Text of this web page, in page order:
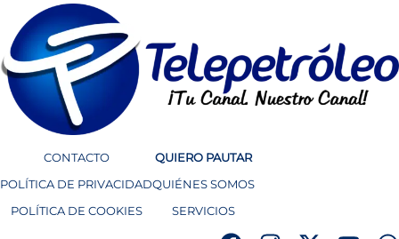
CONTACTO
POLÍTICA DE PRIVACIDAD
POLÍTICA DE COOKIES
QUIERO PAUTAR
QUIÉNES SOMOS
SERVICIOS